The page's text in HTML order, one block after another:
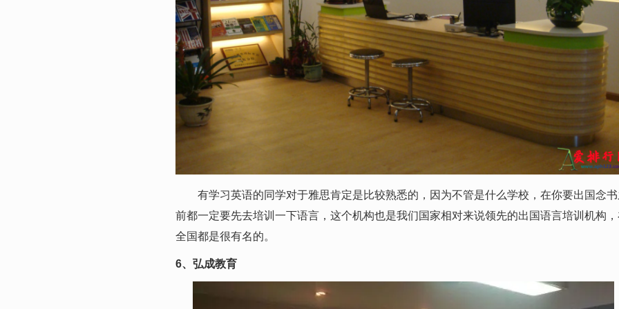
有学习英语的同学对于雅思肯定是比较熟悉的，因为不管是什么学校，在你要出国念
前都一定要先去培训一下语言，这个机构也是我们国家相对来说领先的出国语言培训机构
全国都是很有名的。
6、弘成教育